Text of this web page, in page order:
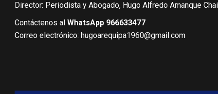
Director: Periodista y Abogado, Hugo Alfredo Amanque
Contáctenos al WhatsApp 966633477
Correo electrónico: hugoarequipa1960@gmail.com